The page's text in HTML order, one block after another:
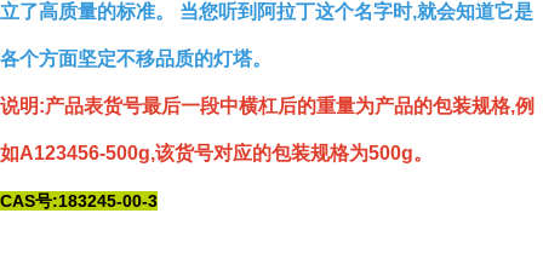
立了高质量的标准。 当您听到阿拉丁这个名字时,就会知道它是
各个方面坚定不移品质的灯塔。
说明:产品表货号最后一段中横杠后的重量为产品的包装规格,例
如A123456-500g,该货号对应的包装规格为500g。
CAS号:183245-00-3